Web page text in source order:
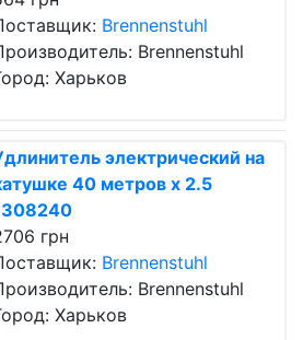
Brennenstuhl
Brennenstuhl
Харьков
электрический на
40 метров х 2.5
грн
Brennenstuhl
Brennenstuhl
Харьков